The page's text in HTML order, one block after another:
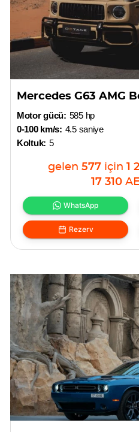
Mercedes G63 AMG
Motor gücü: 585 hp
0-100 km/s: 4.5 saniye
Koltuk: 5
gelen 577 için 1
17 310
WhatsApp
Rezerv